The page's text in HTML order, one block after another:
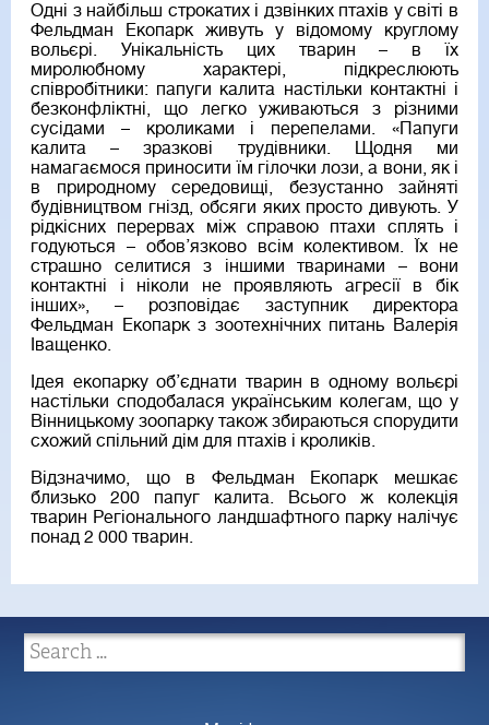
Одні з найбільш строкатих і дзвінких птахів у світі в
Фельдман Екопарк живуть у відомому круглому
вольєрі. Унікальність цих тварин – в їх
миролюбному характері, підкреслюють
співробітники: папуги калита настільки контактні і
безконфліктні, що легко уживаються з різними
сусідами – кроликами і перепелами. «Папуги
калита – зразкові трудівники. Щодня ми
намагаємося приносити їм гілочки лози, а вони, як і
в природному середовищі, безустанно зайняті
будівництвом гнізд, обсяги яких просто дивують. У
рідкісних перервах між справою птахи сплять і
годуються – обов’язково всім колективом. Їх не
страшно селитися з іншими тваринами – вони
контактні і ніколи не проявляють агресії в бік
інших», – розповідає заступник директора
Фельдман Екопарк з зоотехнічних питань Валерія
Іващенко.
Ідея екопарку об’єднати тварин в одному вольєрі
настільки сподобалася українським колегам, що у
Вінницькому зоопарку також збираються спорудити
схожий спільний дім для птахів і кроликів.
Відзначимо, що в Фельдман Екопарк мешкає
близько 200 папуг калита. Всього ж колекція
тварин Регіонального ландшафтного парку налічує
понад 2 000 тварин.